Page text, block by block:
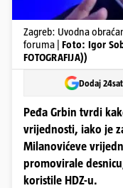
Zagreb: Uvodna
foruma | Foto: Igor
FOTOGRAFIJA))
Dodaj
Peđa Grbin tvrdi
vrijednosti, iako je
Milanovićeve
promovirale
koristile HDZ-u.